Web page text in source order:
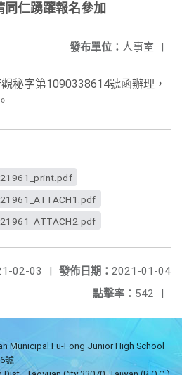
同仁踴躍報名參加
發布單位： 人事室 |
秘字第1090338614號函辦理，
發佈日期： 2021-01-04
02-03
|
點擊率： 542 |
Municipal Fu-Fong Junior High School
號